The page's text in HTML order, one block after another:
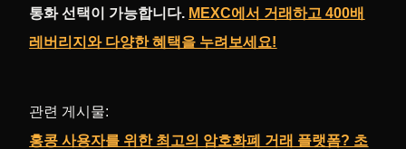
통화 선택이 가능합니다. MEXC에서 거래하고 400배
레버리지와 다양한 혜택을 누려보세요!
관련 게시물:
홍콩 사용자를 위한 최고의 암호화폐 거래 플랫폼? 초